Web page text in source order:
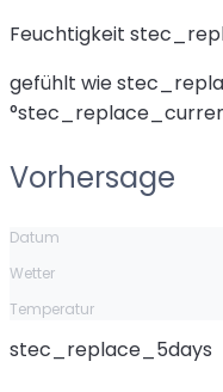
Feuchtigkeit
gefühlt wie
Vorhersage
Datum
Wetter
Temperatur
stec_replace_5days